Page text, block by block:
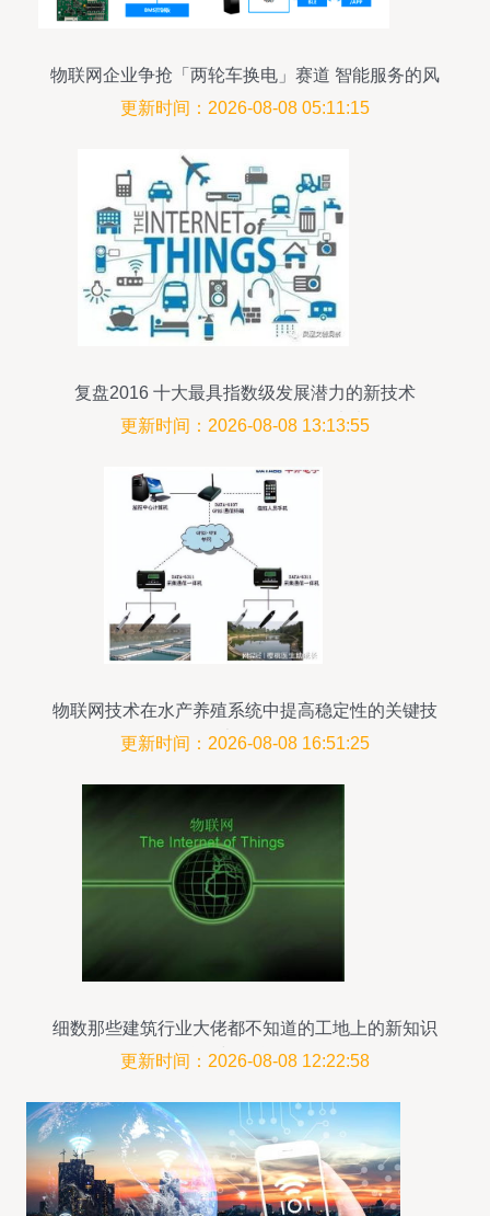
物联网企业争抢「两轮车换电」赛道 智能服务的风
起云涌
更新时间：2026-08-08 05:11:15
复盘2016 十大最具指数级发展潜力的新技术
（下）——物联网服务引领未来
更新时间：2026-08-08 13:13:55
物联网技术在水产养殖系统中提高稳定性的关键技
术策略
更新时间：2026-08-08 16:51:25
细数那些建筑行业大佬都不知道的工地上的新知识
物联网与物联网服务
更新时间：2026-08-08 12:22:58